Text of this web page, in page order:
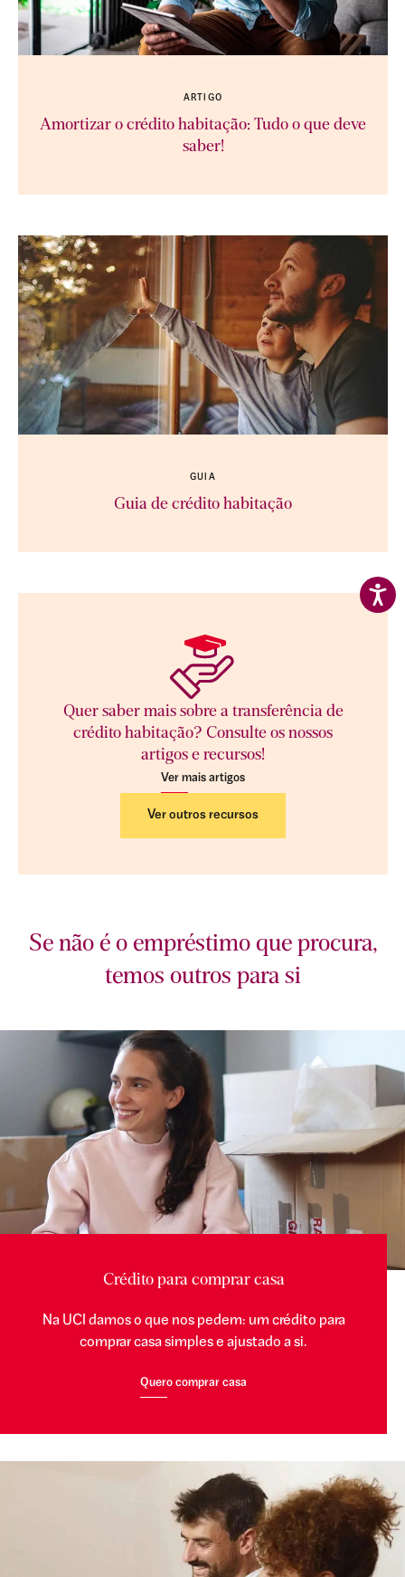
ARTIGO
Amortizar o crédito habitação: Tudo o que deve
saber!
GUIA
Guia de crédito habitação
Quer saber mais sobre a transferência de
crédito habitação? Consulte os nossos
artigos e recursos!
Ver mais artigos
Ver outros recursos
Se não é o empréstimo que procura,
temos outros para si
Crédito para comprar casa
Na UCI damos o que nos pedem: um crédito para
comprar casa simples e ajustado a si.
Quero comprar casa